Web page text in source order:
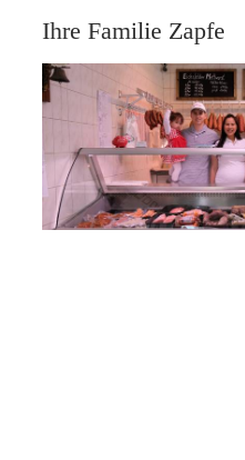
Ihre Familie Zapfe